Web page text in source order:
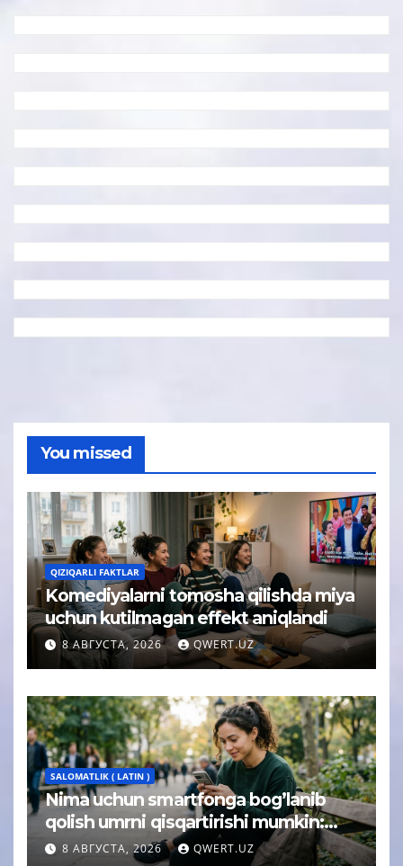
You missed
QIZIQARLI FAKTLAR
Komediyalarni tomosha qilishda miya
uchun kutilmagan effekt aniqlandi
8 АВГУСТА, 2026 QWERT.UZ
SALOMATLIK ( LATIN )
Nima uchun smartfonga bog’lanib
qolish umrni qisqartirishi mumkin:
psixolog javobi
8 АВГУСТА, 2026 QWERT.UZ